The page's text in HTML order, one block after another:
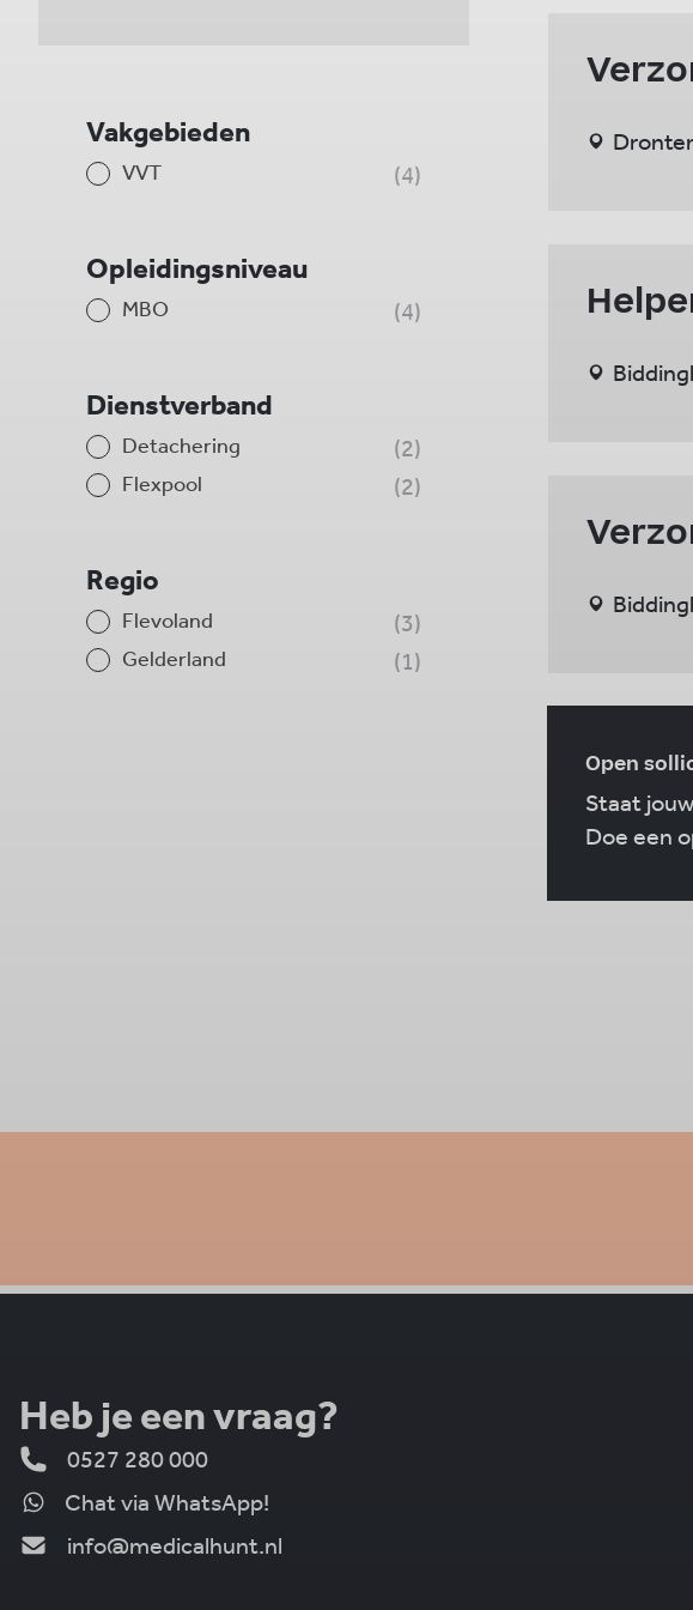
Vakgebieden
VVT 4
Opleidingsniveau
MBO 4
Dienstverband
Detachering 2
Flexpool 2
Regio
Flevoland 3
Gelderland 1
Open
Staat
Doe een
Heb je een vraag?
0527 280 000
Chat via WhatsApp!
info@medicalhunt.nl